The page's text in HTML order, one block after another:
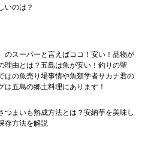
いのは？
のスーパーと言えばココ！安い！品物が
理由とは？五島は魚が安い！釣りの聖
はの魚売り場事情や魚類学者サカナ君の
は五島の郷土料理にあります！
つまいも熟成方法とは？安納芋を美味し
存方法を解説